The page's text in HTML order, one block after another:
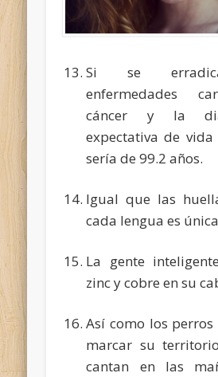
Si se
enfermedades
cáncer y la
expectativa de
sería de 99.2 años.
Igual que las
cada lengua es
La gente
zinc y cobre en su
Así como los
marcar su
cantan en las